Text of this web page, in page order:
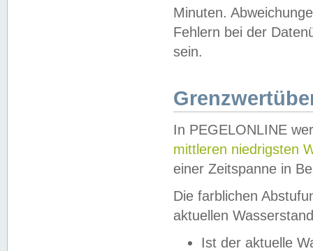
Minuten.
Fehlern bei der
sein.
In PEGELONLINE
mittleren niedrigsten
einer Zeitspanne in
Die farblichen
aktuellen
Ist der aktuelle